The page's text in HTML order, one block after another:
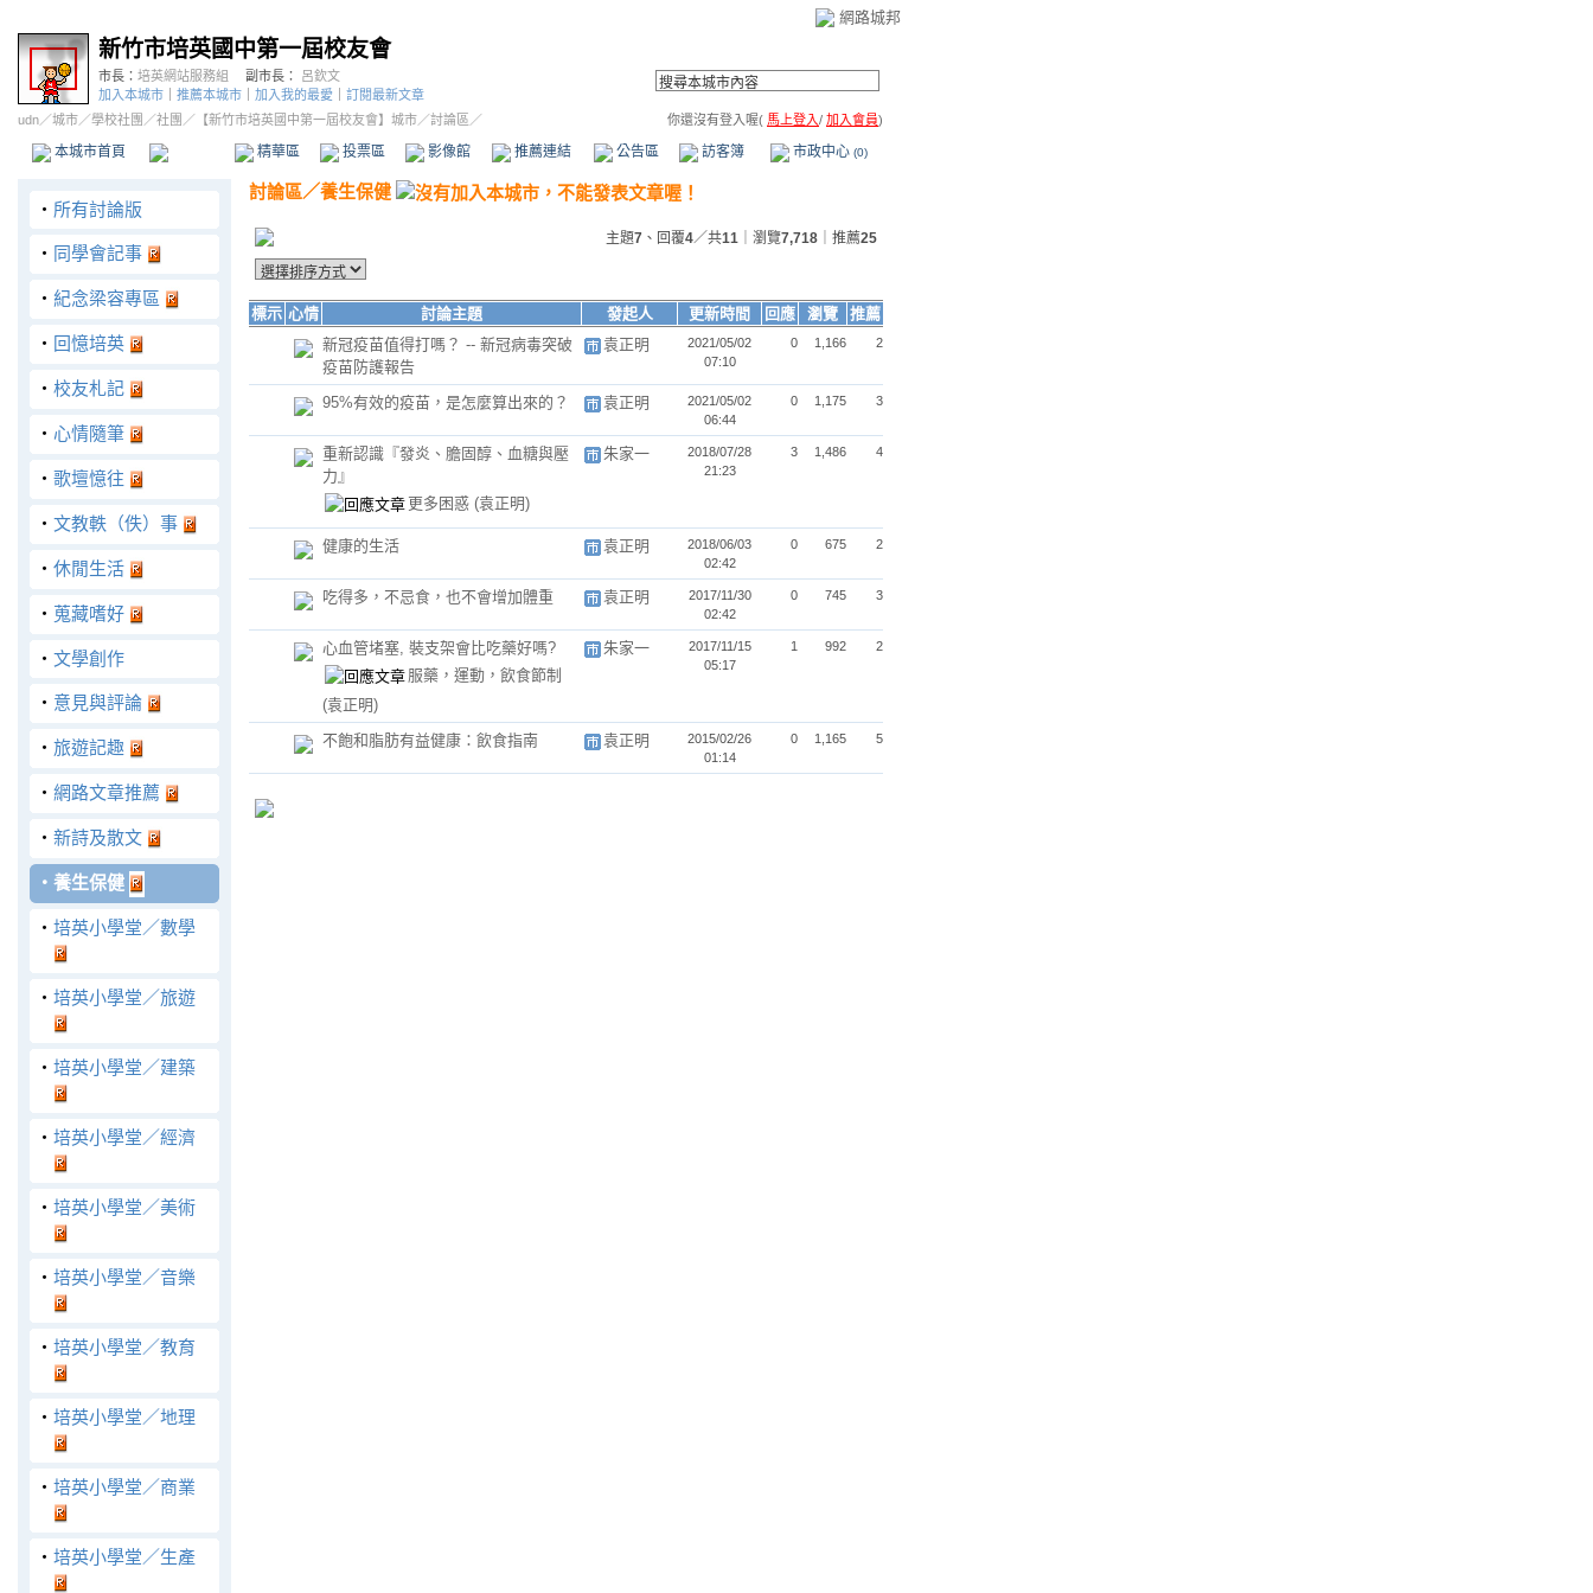
網路城邦
新竹市培英國中第一屆校友會
市長： 培英網站服務組 副市長：
呂欽文
加入本城市
推薦本城市 加入我的最愛
訂閱最新文章
udn／城市／學校社團 ／社團 ／ 【新竹市培英國中第一屆校友會】城市／討論區／ 你還沒有登入喔( 馬上登入/ 加入會員)
本城市首頁 精華區 投票區 影像館 推薦連結 公告區 訪客簿 市政中心 (0)
‧ 所有討論版
‧ 同學會記事
‧ 紀念梁容專區
‧ 回憶培英
‧ 校友札記
‧ 心情隨筆
‧ 歌壇憶往
‧ 文教軼（佚）事
‧ 休閒生活
‧ 蒐藏嗜好
‧ 文學創作
‧ 意見與評論
‧ 旅遊記趣
‧ 網路文章推薦
‧ 新詩及散文
‧ 養生保健
‧ 培英小學堂／數學
‧ 培英小學堂／旅遊
‧ 培英小學堂／建築
‧ 培英小學堂／經濟
‧ 培英小學堂／美術
‧ 培英小學堂／音樂
‧ 培英小學堂／教育
‧ 培英小學堂／地理
‧ 培英小學堂／商業
‧ 培英小學堂／生產
討論區／養生保健
主題7 、回覆4／共11 ｜瀏覽7,718 ｜推薦25
標示 心情 討論主題 發起人 更新時間 回應 瀏覽
推薦
新冠疫苗值得打嗎？ -- 新冠病毒突破
疫苗防護報告
袁正明
2021/05/02
07:10
0 1,166 2
95%有效的疫苗，是怎麼算出來的？ 袁正明
2021/05/02
06:44
0 1,175 3
重新認識『發炎、膽固醇、血糖與壓
力』
更多困惑 (袁正明)
朱家一
2018/07/28
21:23
3 1,486 4
健康的生活 袁正明
2018/06/03
02:42
0 675 2
吃得多，不忌食，也不會增加體重 袁正明
2017/11/30
02:42
0 745 3
心血管堵塞, 裝支架會比吃藥好嗎?
服藥，運動，飲食節制
(袁正明)
朱家一
2017/11/15
05:17
1 992 2
不飽和脂肪有益健康：飲食指南 袁正明
2015/02/26
01:14
0 1,165 5